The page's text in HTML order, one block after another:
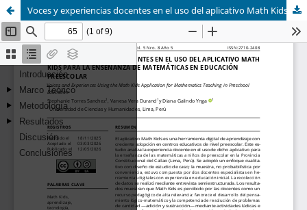
Voces y experiencias docentes en el uso del aplicativo Math Kids para la enseñanza de matemáticas en educación preescolar